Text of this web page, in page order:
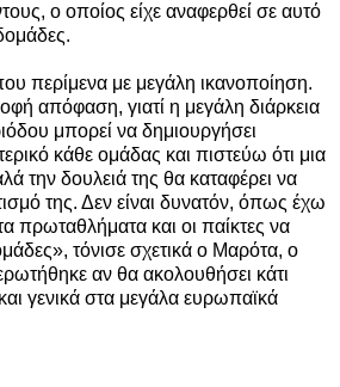
ο οποίος είχε αναφερθεί σε αυτό
περίμενα με μεγάλη ικανοποίηση.
απόφαση, γιατί η μεγάλη διάρκεια
μπορεί να δημιουργήσει
κάθε ομάδας και πιστεύω ότι μια
την δουλειά της θα καταφέρει να
της. Δεν είναι δυνατόν, όπως έχω
πρωταθλήματα και οι παίκτες να
τόνισε σχετικά ο Μαρότα, ο
αν θα ακολουθήσει κάτι
και γενικά στα μεγάλα ευρωπαϊκά